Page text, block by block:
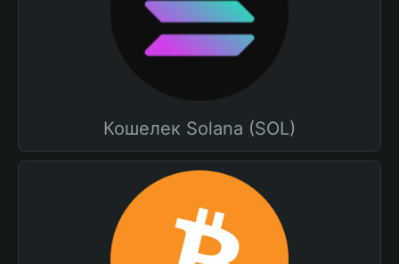
Кошелек Solana (SOL)